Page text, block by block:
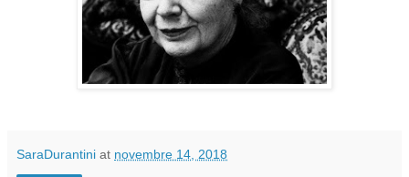
SaraDurantini at novembre 14, 2018